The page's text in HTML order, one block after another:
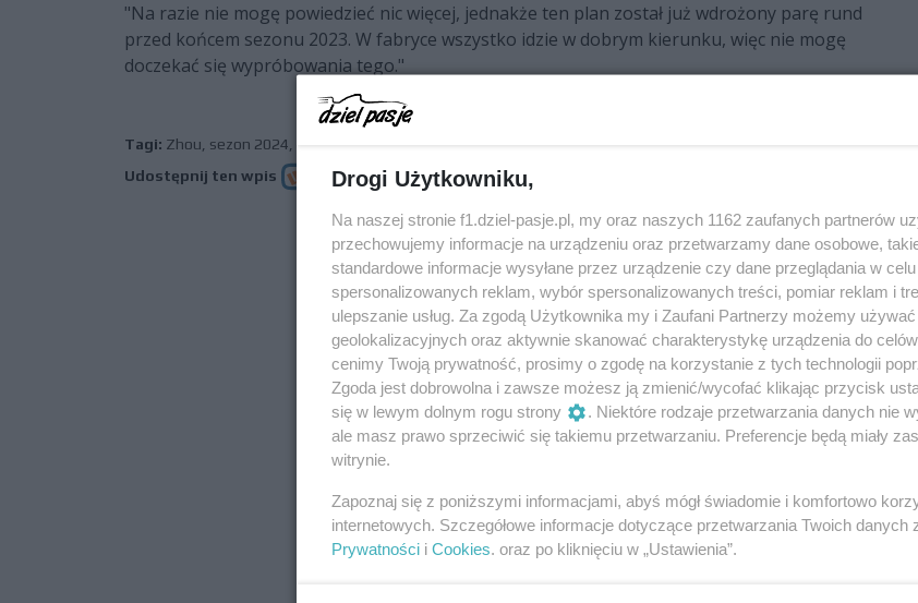
"Na razie nie mogę powiedzieć nic więcej, jednakże ten plan został już wdrożony parę rund
przed końcem sezonu 2023. W fabryce wszystko idzie w dobrym kierunku, więc nie mogę
doczekać się wypróbowania tego."
Tagi: Zhou, sezon 2024,
Udostępnij ten wpis
poprzedni następny
Drogi Użytkowniku,
Na naszej stronie f1.dziel-pasje.pl, my oraz naszych 1162 zaufanych partnerów
przechowujemy informacje na urządzeniu oraz przetwarzamy dane osobowe,
standardowe informacje wysyłane przez urządzenie czy dane przeglądania w
spersonalizowanych reklam, wybór spersonalizowanych treści, pomiar reklam i
ulepszanie usług. Za zgodą Użytkownika my i Zaufani Partnerzy możemy
geolokalizacyjnych oraz aktywnie skanować charakterystykę urządzenia do
cenimy Twoją prywatność, prosimy o zgodę na korzystanie z tych technologii
Zgoda jest dobrowolna i zawsze możesz ją zmienić/wycofać klikając przycisk
się w lewym dolnym rogu strony
. Niektóre rodzaje przetwarzania danych nie
ale masz prawo sprzeciwić się takiemu przetwarzaniu. Preferencje będą miały
witrynie.
Zapoznaj się z poniższymi informacjami, abyś mógł świadomie i komfortowo
internetowych. Szczegółowe informacje dotyczące przetwarzania Twoich danych
Prywatności i Cookies. oraz po kliknięciu w „Ustawienia”.